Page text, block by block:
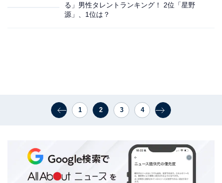
る」男性タレントランキング！ 2位「星野
源」、1位は？
1 2 3 4